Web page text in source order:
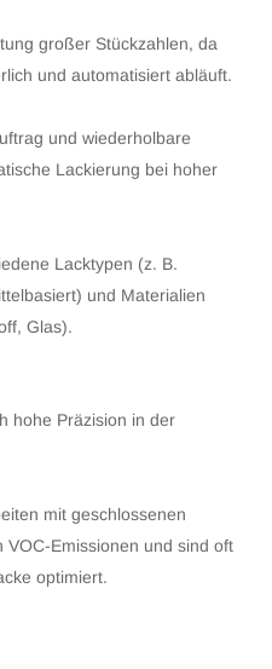
großer Stückzahlen, da
und automatisiert abläuft.
und wiederholbare
Lackierung bei hoher
Lacktypen (z. B.
und Materialien
Glas).
hohe Präzision in der
mit geschlossenen
VOC-Emissionen und sind oft
optimiert.